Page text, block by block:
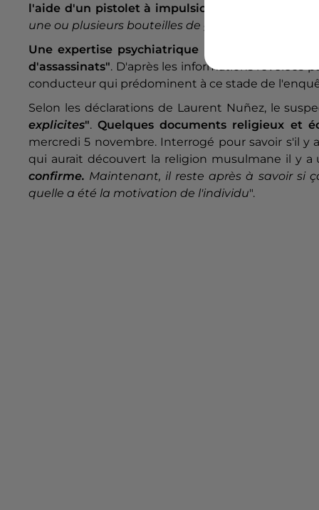
l'aide d'un pistolet à impulsion électrique
une ou plusieurs bouteilles de gaz, mais ça,
Une expertise psychiatrique
d'assassinats". D'après les informations révélées
conducteur qui prédominent à ce stade de
Selon les déclarations de Laurent Nuñez, le
explicites".Quelques documents religieux et
mercredi 5 novembre. Interrogé pour savoir s'il y
qui aurait découvert la religion musulmane il y
confirme. Maintenant, il reste après à savoir si
quelle a été la motivation de l'individu".